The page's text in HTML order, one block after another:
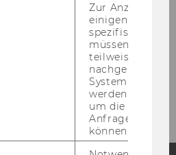
Zur Anzeige von
einigen WU-
spezifischen
müssen
teilweise von
nachgelagerten
System
werden.
um die Antwort
Anfrage
können.